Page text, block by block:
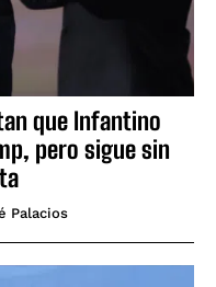
que Infantino
pero sigue sin
Palacios